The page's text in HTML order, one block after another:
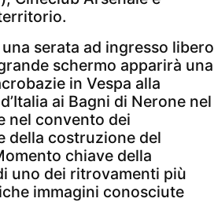
serata ad ingresso libero
schermo apparirà una
in Vespa alla
ai Bagni di Nerone nel
nel convento dei
della costruzione del
chiave della
uno dei ritrovamenti più
immagini conosciute